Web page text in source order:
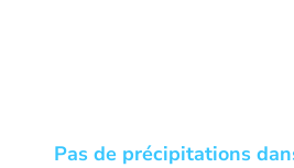
Pas de précipitations